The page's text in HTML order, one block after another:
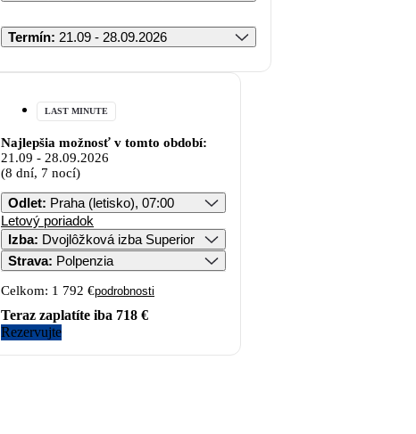
Termín: 21.09 - 28.09.2026
LAST MINUTE
Najlepšia možnosť v tomto období:
21.09 - 28.09.2026
(8 dní, 7 nocí)
Odlet: Praha (letisko), 07:00
Letový poriadok
Izba: Dvojlôžková izba Superior
Strava: Polpenzia
Celkom: 1 792 €podrobnosti
Teraz zaplatíte iba 718 €
Rezervujte